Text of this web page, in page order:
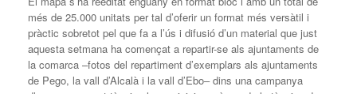
més de 25.000 unitats per tal d’oferir un format més versàtil i
pràctic sobretot pel que fa a l’ús i difusió d’un material que just
aquesta setmana ha començat a repartir-se als ajuntaments de
la comarca –fotos del repartiment d’exemplars als ajuntaments
de Pego, la vall d’Alcalà i la vall d’Ebo– dins una campanya